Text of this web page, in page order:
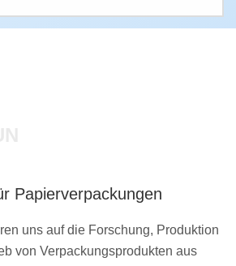
Papierverpackungen
uns auf die Forschung, Produktion
von Verpackungsprodukten aus